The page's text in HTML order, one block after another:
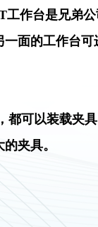
作台是兄弟
面的工作台
可以装载夹
夹具。